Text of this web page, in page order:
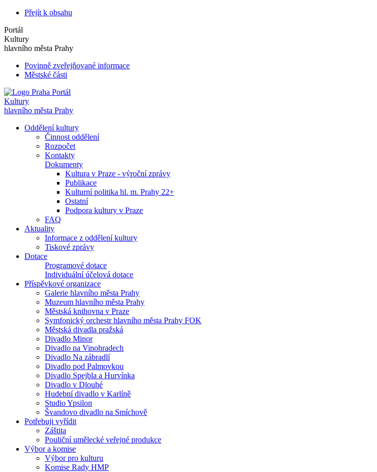
Přejít k obsahu
Portál
Kultury
hlavního města Prahy
Povinně zveřejňované informace
Městské části
Portál
Kultury
hlavního města Prahy
Oddělení kultury
Činnost oddělení
Rozpočet
Kontakty
Dokumenty
Kultura v Praze - výroční zprávy
Publikace
Kulturní politika hl. m. Prahy 22+
Ostatní
Podpora kultury v Praze
FAQ
Aktuality
Informace z oddělení kultury
Tiskové zprávy
Dotace
Programové dotace
Individuální účelová dotace
Příspěvkové organizace
Galerie hlavního města Prahy
Muzeum hlavního města Prahy
Městská knihovna v Praze
Symfonický orchestr hlavního města Prahy FOK
Městská divadla pražská
Divadlo Minor
Divadlo na Vinohradech
Divadlo Na zábradlí
Divadlo pod Palmovkou
Divadlo Spejbla a Hurvínka
Divadlo v Dlouhé
Hudební divadlo v Karlíně
Studio Ypsilon
Švandovo divadlo na Smíchově
Potřebuji vyřídit
Záštita
Pouliční umělecké veřejné produkce
Výbor a komise
Výbor pro kulturu
Komise Rady HMP